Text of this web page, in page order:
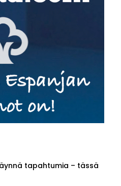
tapahtumia – tässä